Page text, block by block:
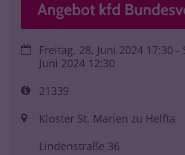
Datum:Freitag, 28. Juni 2024 17:30 -
Juni 2024 12:30
Art bzw. Nummer:
21339
Ort: Kloster St. Marien zu Helfta
Lindenstraße 36